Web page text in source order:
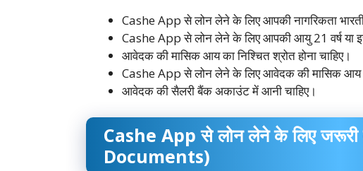
Cashe App से लोन लेने के लिए आपकी नागरिकता
Cashe App से लोन लेने के लिए आपकी आयु 21 वर्ष या
आवेदक की मासिक आय का निश्चित श्रोत होना चाहिए।
Cashe App से लोन लेने के लिए आवेदक की मासिक आय
आवेदक की सैलरी बैंक अकाउंट में आनी चाहिए।
Cashe App से लोन लेने के लिए
Documents)